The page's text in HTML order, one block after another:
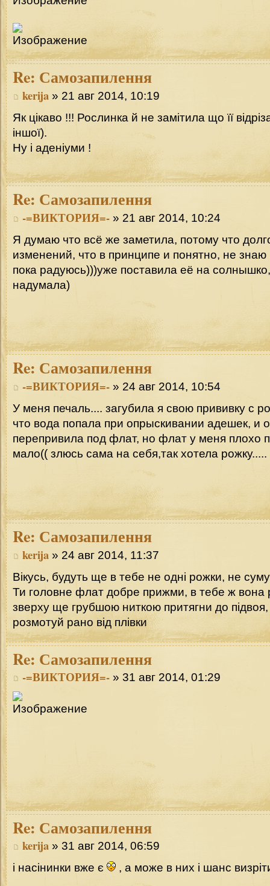
Re: Самозапилення
kerija » 21 авг 2014, 10:19
Як цікаво !!! Рослинка й не замітила що її
іншої).
Ну і аденіуми !
Re: Самозапилення
-=ВИКТОРИЯ=- » 21 авг 2014, 10:24
Я думаю что всё же заметила, потому что
изменений, что в принципе и понятно, не знаю
пока радуюсь)))уже поставила её на
надумала)
Re: Самозапилення
-=ВИКТОРИЯ=- » 24 авг 2014, 10:54
У меня печаль.... загубила я свою прививку с
что вода попала при опрыскивании адешек, и
перепривила под флат, но флат у меня плохо
мало(( злюсь сама на себя,так хотела рожку.....
Re: Самозапилення
kerija » 24 авг 2014, 11:37
Вікусь, будуть ще в тебе не одні рожки, не
Ти головне флат добре прижми, в тебе ж вона
зверху ще грубшою ниткою притягни до підвоя,
розмотуй рано від плівки
Re: Самозапилення
-=ВИКТОРИЯ=- » 31 авг 2014, 01:29
Re: Самозапилення
kerija » 31 авг 2014, 06:59
і насінинки вже є
, а може в них і шанс